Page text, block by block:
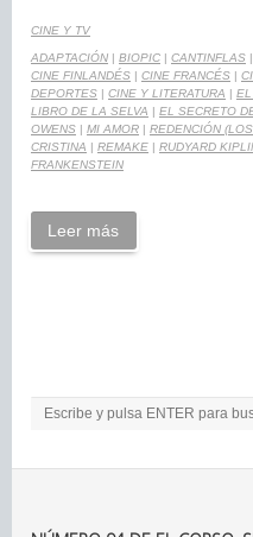
CINE Y TV
ADAPTACIÓN | BIOPIC | CANTINFLAS |
CINE FINLANDÉS | CINE FRANCÉS |
DEPORTES | CINE Y LITERATURA |
LIBRO DE LA SELVA | EL SECRETO
OWENS | MI AMOR | REDENCIÓN
CRISTINA | REMAKE | RUDYARD
FRANKENSTEIN
Leer más